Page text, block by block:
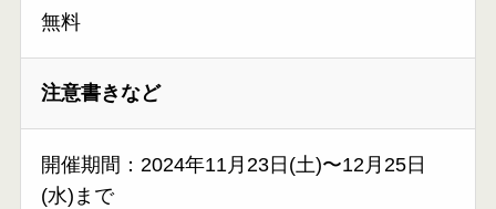
無料
注意書きなど
開催期間：2024年11月23日(土)〜12月25日
(水)まで